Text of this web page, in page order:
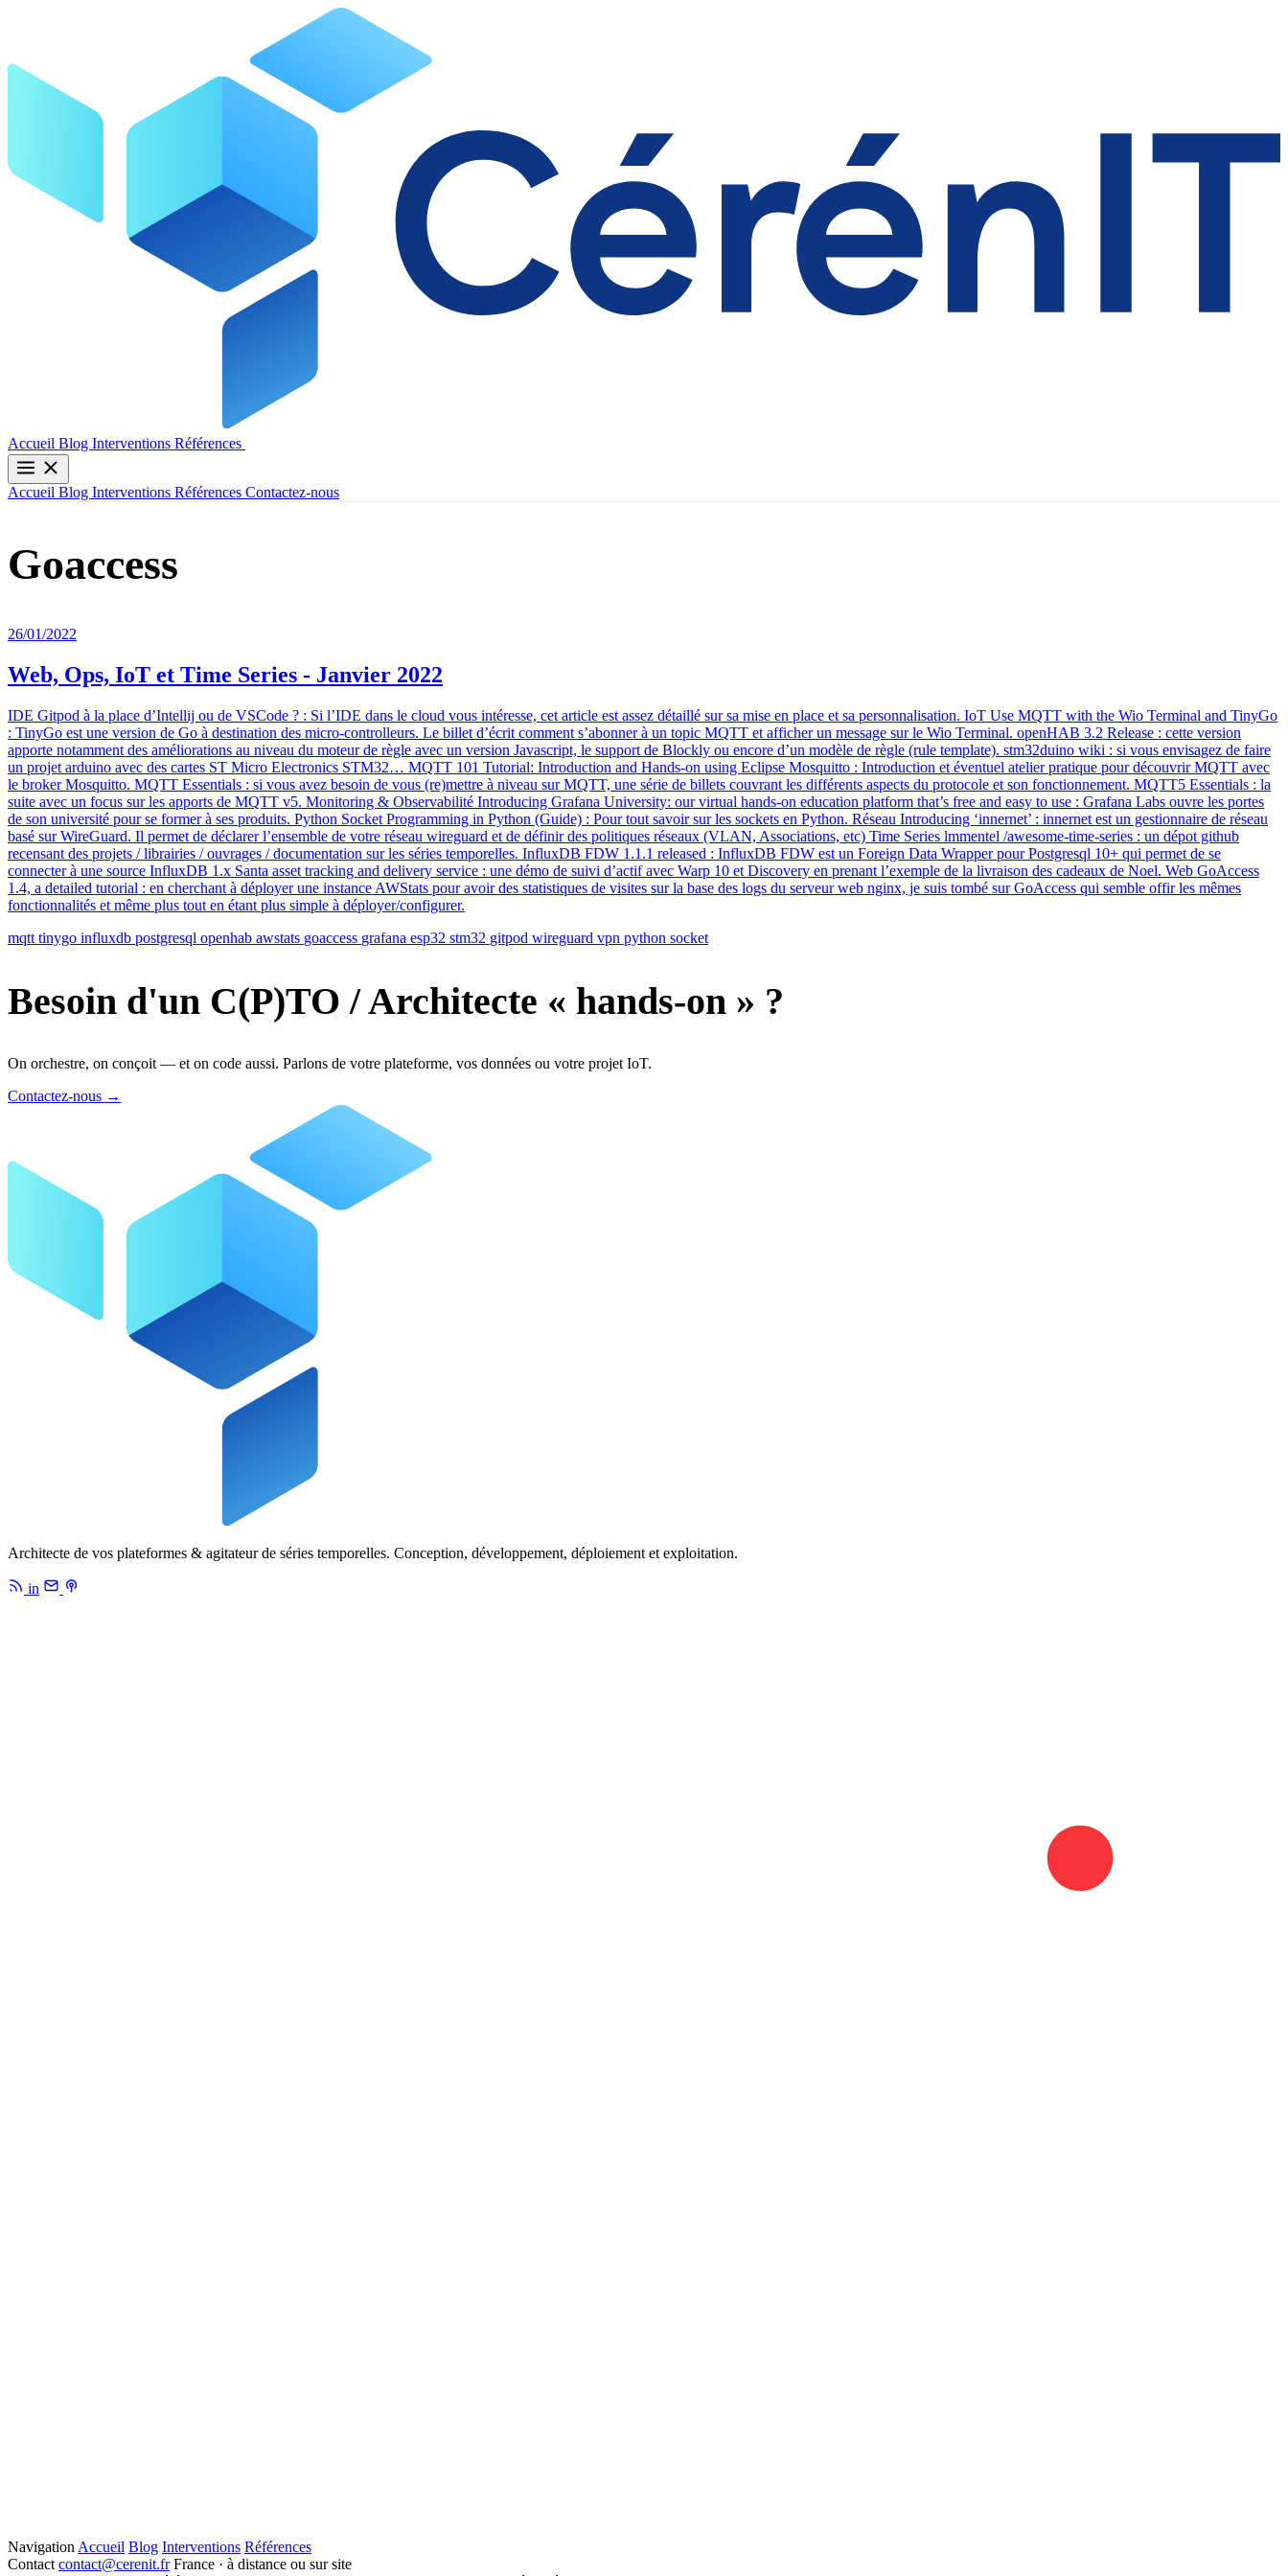
Accueil Blog Interventions Références
Accueil Blog Interventions Références Contactez-nous
Goaccess
26/01/2022
Web, Ops, IoT et Time Series - Janvier 2022
IDE Gitpod à la place d’Intellij ou de VSCode ? : Si l’IDE dans le cloud vous intéresse, cet article est assez détaillé sur sa mise en place et sa personnalisation. IoT Use MQTT with the Wio Terminal and TinyGo
: TinyGo est une version de Go à destination des micro-controlleurs. Le billet d’écrit comment s’abonner à un topic MQTT et afficher un message sur le Wio Terminal. openHAB 3.2 Release : cette version
apporte notamment des améliorations au niveau du moteur de règle avec un version Javascript, le support de Blockly ou encore d’un modèle de règle (rule template). stm32duino wiki : si vous envisagez de faire
un projet arduino avec des cartes ST Micro Electronics STM32… MQTT 101 Tutorial: Introduction and Hands-on using Eclipse Mosquitto : Introduction et éventuel atelier pratique pour découvrir MQTT avec
le broker Mosquitto. MQTT Essentials : si vous avez besoin de vous (re)mettre à niveau sur MQTT, une série de billets couvrant les différents aspects du protocole et son fonctionnement. MQTT5 Essentials : la
suite avec un focus sur les apports de MQTT v5. Monitoring & Observabilité Introducing Grafana University: our virtual hands-on education platform that’s free and easy to use : Grafana Labs ouvre les portes
de son université pour se former à ses produits. Python Socket Programming in Python (Guide) : Pour tout savoir sur les sockets en Python. Réseau Introducing ‘innernet’ : innernet est un gestionnaire de réseau
basé sur WireGuard. Il permet de déclarer l’ensemble de votre réseau wireguard et de définir des politiques réseaux (VLAN, Associations, etc) Time Series lmmentel /awesome-time-series : un dépot github
recensant des projets / librairies / ouvrages / documentation sur les séries temporelles. InfluxDB FDW 1.1.1 released : InfluxDB FDW est un Foreign Data Wrapper pour Postgresql 10+ qui permet de se
connecter à une source InfluxDB 1.x Santa asset tracking and delivery service : une démo de suivi d’actif avec Warp 10 et Discovery en prenant l’exemple de la livraison des cadeaux de Noel. Web GoAccess
1.4, a detailed tutorial : en cherchant à déployer une instance AWStats pour avoir des statistiques de visites sur la base des logs du serveur web nginx, je suis tombé sur GoAccess qui semble offir les mêmes
fonctionnalités et même plus tout en étant plus simple à déployer/configurer.
mqtt tinygo influxdb postgresql openhab awstats goaccess grafana esp32 stm32 gitpod wireguard vpn python socket
Besoin d'un C(P)TO / Architecte « hands-on » ?
On orchestre, on conçoit — et on code aussi. Parlons de votre plateforme, vos données ou votre projet IoT.
Contactez-nous →
Architecte de vos plateformes & agitateur de séries temporelles. Conception, développement, déploiement et exploitation.
in
NavigationAccueil Blog Interventions Références
Contact contact@cerenit.fr France · à distance ou sur site